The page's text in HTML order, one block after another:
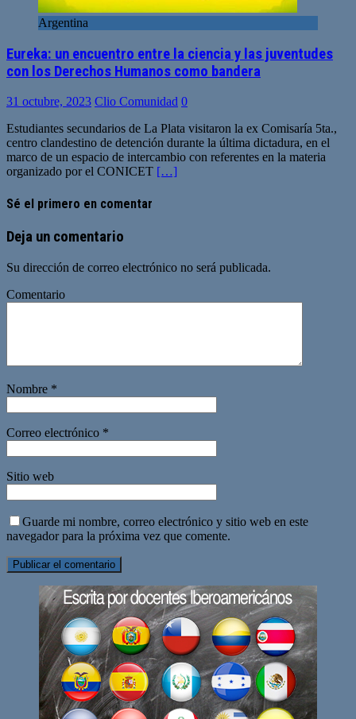
Argentina
Eureka: un encuentro entre la ciencia y las juventudes
con los Derechos Humanos como bandera
31 octubre, 2023 Clio Comunidad 0
Estudiantes secundarios de La Plata visitaron la ex Comisaría 5ta.,
centro clandestino de detención durante la última dictadura, en el
marco de un espacio de intercambio con referentes en la materia
organizado por el CONICET […]
Sé el primero en comentar
Deja un comentario
Su dirección de correo electrónico no será publicada.
Comentario
Nombre *
Correo electrónico *
Sitio web
Guarde mi nombre, correo electrónico y sitio web en este
navegador para la próxima vez que comente.